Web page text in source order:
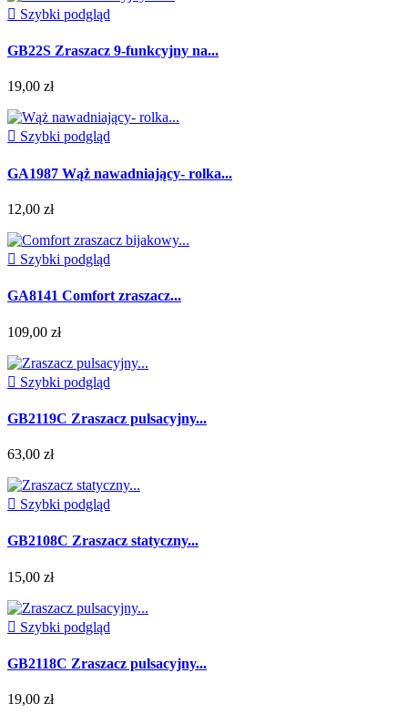
 Szybki podgląd
GB22S Zraszacz 9-funkcyjny na...
19,00 zł
 Szybki podgląd
GA1987 Wąż nawadniający- rolka...
12,00 zł
 Szybki podgląd
GA8141 Comfort zraszacz...
109,00 zł
 Szybki podgląd
GB2119C Zraszacz pulsacyjny...
63,00 zł
 Szybki podgląd
GB2108C Zraszacz statyczny...
15,00 zł
 Szybki podgląd
GB2118C Zraszacz pulsacyjny...
19,00 zł